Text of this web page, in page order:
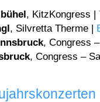
, KitzKongress |
, Silvretta Therme |
, Congress
, Congress –